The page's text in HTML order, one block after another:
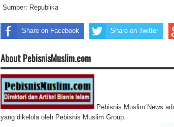
Sumber: Republika
Share on Facebook Share on Twitter
About PebisnisMuslim.com
Pebisnis Muslim News
yang dikelola oleh Pebisnis Muslim Group.